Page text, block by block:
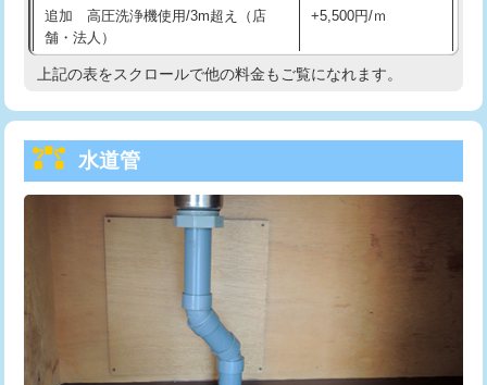
給水管工事※（塩ビ管（VP・HI）使
用/3ｍまで)
33,000円
給水管工事※（塩ビ管（VP・HI）使
+8,800円
給水管工事※（ライニング鋼管・銅
管・ポリ管・HT管使用/3ｍまで)
給水管工事※（ライニング鋼管・銅
管・ポリ管・HT管使用/3ｍ超え)
排水管工事（土の掘削・埋め戻し作
11,000円~
排水管工事（排水管工事/3ｍまで） 55,000円
追加 高圧洗浄機使用/3m超え（店
舗・法人）
+5,500円/ｍ
高度高圧洗浄換 現地調査
トーラー機使用/3mまで
追加トーラー機使用/3m超え
33,000円
8,800円
止水・漏水調査・防水処理・清掃・修
理・調整・分解・加工など（軽作業）
11,000円
上記の表をスクロールで他の料金もご覧になれます。
水道管